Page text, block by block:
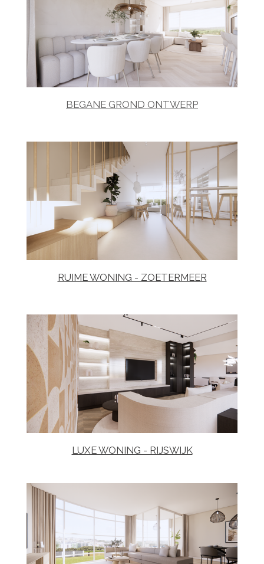
BEGANE GROND ONTWERP
RUIME WONING - ZOETERMEER
LUXE WONING - RIJSWIJK